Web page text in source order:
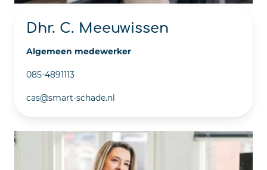
Dhr. C. Meeuwissen
Algemeen medewerker
085-4891113
cas@smart-schade.nl